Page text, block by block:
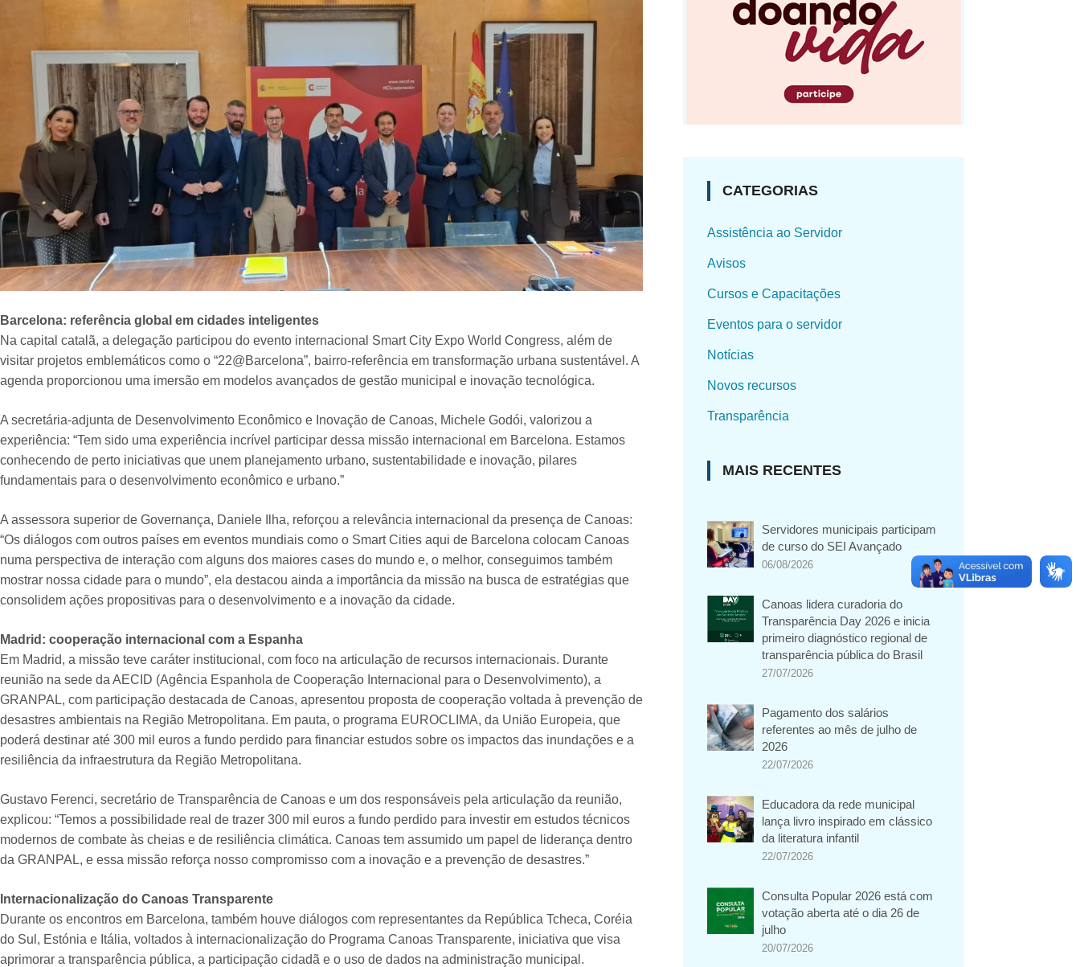
Barcelona: referência global em cidades inteligentes
Na capital catalã, a delegação participou do evento internacional Smart City Expo World Congress, além de
visitar projetos emblemáticos como o “22@Barcelona”, bairro-referência em transformação urbana sustentável. A
agenda proporcionou uma imersão em modelos avançados de gestão municipal e inovação tecnológica.
A secretária-adjunta de Desenvolvimento Econômico e Inovação de Canoas, Michele Godói, valorizou a
experiência: “Tem sido uma experiência incrível participar dessa missão internacional em Barcelona. Estamos
conhecendo de perto iniciativas que unem planejamento urbano, sustentabilidade e inovação, pilares
fundamentais para o desenvolvimento econômico e urbano.”
A assessora superior de Governança, Daniele Ilha, reforçou a relevância internacional da presença de Canoas:
“Os diálogos com outros países em eventos mundiais como o Smart Cities aqui de Barcelona colocam Canoas
numa perspectiva de interação com alguns dos maiores cases do mundo e, o melhor, conseguimos também
mostrar nossa cidade para o mundo”, ela destacou ainda a importância da missão na busca de estratégias que
consolidem ações propositivas para o desenvolvimento e a inovação da cidade.
Madrid: cooperação internacional com a Espanha
Em Madrid, a missão teve caráter institucional, com foco na articulação de recursos internacionais. Durante
reunião na sede da AECID (Agência Espanhola de Cooperação Internacional para o Desenvolvimento), a
GRANPAL, com participação destacada de Canoas, apresentou proposta de cooperação voltada à prevenção de
desastres ambientais na Região Metropolitana. Em pauta, o programa EUROCLIMA, da União Europeia, que
poderá destinar até 300 mil euros a fundo perdido para financiar estudos sobre os impactos das inundações e a
resiliência da infraestrutura da Região Metropolitana.
Gustavo Ferenci, secretário de Transparência de Canoas e um dos responsáveis pela articulação da reunião,
explicou: “Temos a possibilidade real de trazer 300 mil euros a fundo perdido para investir em estudos técnicos
modernos de combate às cheias e de resiliência climática. Canoas tem assumido um papel de liderança dentro
da GRANPAL, e essa missão reforça nosso compromisso com a inovação e a prevenção de desastres.”
Internacionalização do Canoas Transparente
Durante os encontros em Barcelona, também houve diálogos com representantes da República Tcheca, Coréia
do Sul, Estónia e Itália, voltados à internacionalização do Programa Canoas Transparente, iniciativa que visa
aprimorar a transparência pública, a participação cidadã e o uso de dados na administração municipal.
CATEGORIAS
Assistência ao Servidor
Avisos
Cursos e Capacitações
Eventos para o servidor
Notícias
Novos recursos
Transparência
MAIS RECENTES
Servidores municipais participam
de curso do SEI Avançado
06/08/2026
Canoas lidera curadoria do
Transparência Day 2026 e inicia
primeiro diagnóstico regional de
transparência pública do Brasil
27/07/2026
Pagamento dos salários
referentes ao mês de julho de
2026
22/07/2026
Educadora da rede municipal
lança livro inspirado em clássico
da literatura infantil
22/07/2026
Consulta Popular 2026 está com
votação aberta até o dia 26 de
julho
20/07/2026